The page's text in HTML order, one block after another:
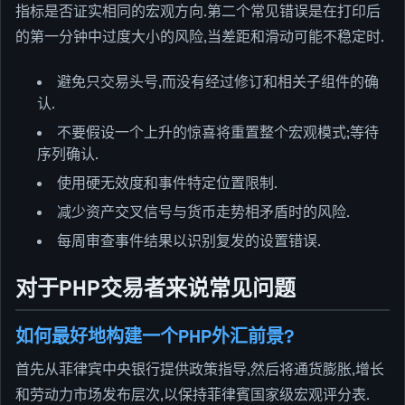
指标是否证实相同的宏观方向.第二个常见错误是在打印后
的第一分钟中过度大小的风险,当差距和滑动可能不稳定时.
避免只交易头号,而没有经过修订和相关子组件的确
认.
不要假设一个上升的惊喜将重置整个宏观模式;等待
序列确认.
使用硬无效度和事件特定位置限制.
减少资产交叉信号与货币走势相矛盾时的风险.
每周审查事件结果以识别复发的设置错误.
对于PHP交易者来说常见问题
如何最好地构建一个PHP外汇前景?
首先从菲律宾中央银行提供政策指导,然后将通货膨胀,增长
和劳动力市场发布层次,以保持菲律賓国家级宏观评分表.